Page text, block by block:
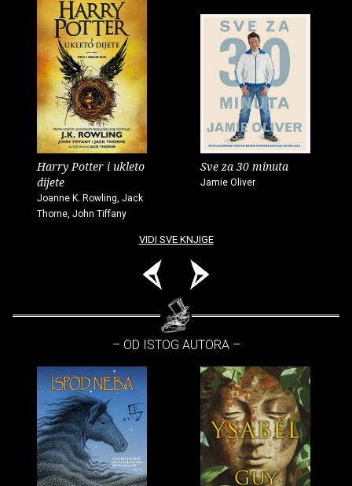
Harry Potter i ukleto
dijete
Joanne K. Rowling, Jack
Thorne, John Tiffany
Sve za 30 minuta
Jamie Oliver
VIDI SVE KNJIGE
– OD ISTOG AUTORA –